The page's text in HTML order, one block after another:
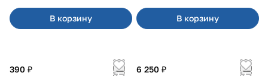
В корзину В корзину
390 ₽
6 250 ₽